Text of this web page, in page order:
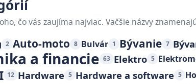
čo vás zaujíma najviac. Väčšie názvy
2 Auto-moto 8 Bulvár 1 Bývanie 7
a financie 63 Elektro 5
12 Hardware 5 Hardware a software 5